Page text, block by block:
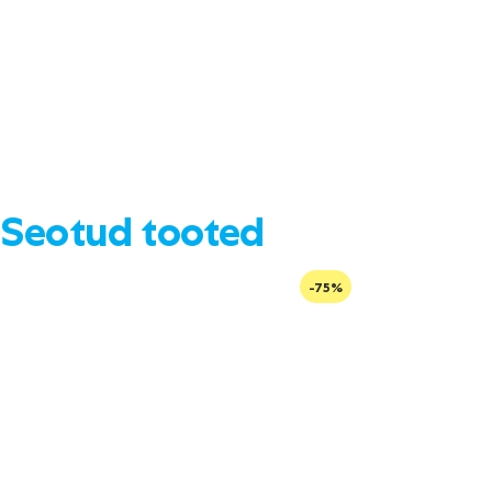
Seotud tooted
-75%